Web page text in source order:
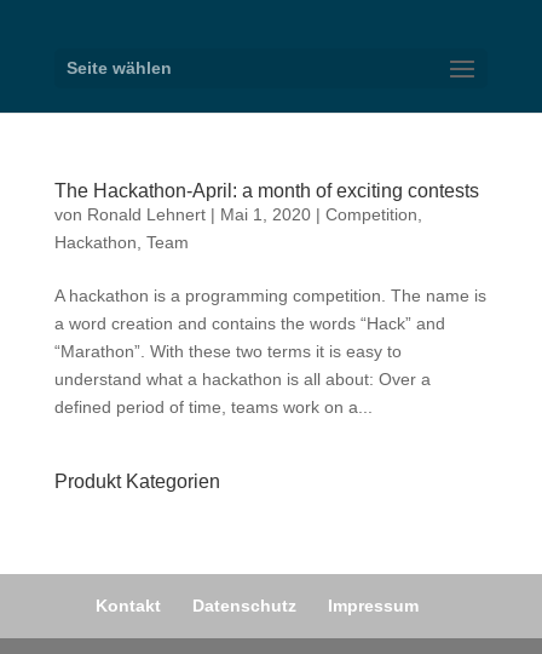
Seite wählen
The Hackathon-April: a month of exciting contests
von Ronald Lehnert| Mai 1, 2020| Competition
Hackathon Team
A hackathon is a programming competition. The name is
a word creation and contains the words “Hack” and
“Marathon”. With these two terms it is easy to
understand what a hackathon is all about: Over a
defined period of time, teams work on a...
Produkt Kategorien
Kontakt Datenschutz Impressum